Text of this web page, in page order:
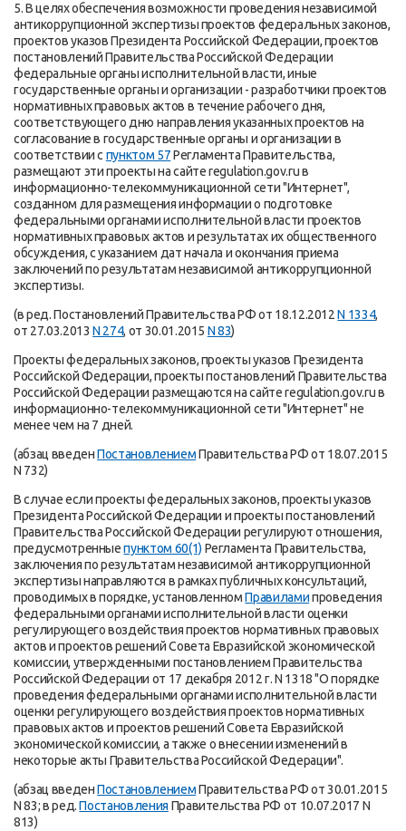
5. В целях обеспечения возможности проведения независимой
антикоррупционной экспертизы проектов федеральных законов,
проектов указов Президента Российской Федерации, проектов
постановлений Правительства Российской Федерации
федеральные органы исполнительной власти, иные
государственные органы и организации - разработчики проектов
нормативных правовых актов в течение рабочего дня,
соответствующего дню направления указанных проектов на
согласование в государственные органы и организации в
соответствии спунктом 57Регламента Правительства,
размещают эти проекты на сайте regulation.gov.ru в
информационно-телекоммуникационной сети "Интернет",
созданном для размещения информации о подготовке
федеральными органами исполнительной власти проектов
нормативных правовых актов и результатах их общественного
обсуждения, с указанием дат начала и окончания приема
заключений по результатам независимой антикоррупционной
экспертизы.
(в ред. Постановлений Правительства РФ от 18.12.2012N 1334,
от 27.03.2013N 274, от 30.01.2015 N 83)
Проекты федеральных законов, проекты указов Президента
Российской Федерации, проекты постановлений Правительства
Российской Федерации размещаются на сайте regulation.gov.ru в
информационно-телекоммуникационной сети "Интернет" не
менее чем на 7 дней.
(абзац введенПостановлениемПравительства РФ от 18.07.2015
N 732)
В случае если проекты федеральных законов, проекты указов
Президента Российской Федерации и проекты постановлений
Правительства Российской Федерации регулируют отношения,
предусмотренныепунктом 60(1) Регламента Правительства,
заключения по результатам независимой антикоррупционной
экспертизы направляются в рамках публичных консультаций,
проводимых в порядке, установленномПравиламипроведения
федеральными органами исполнительной власти оценки
регулирующего воздействия проектов нормативных правовых
актов и проектов решений Совета Евразийской экономической
комиссии, утвержденными постановлением Правительства
Российской Федерации от 17 декабря 2012 г. N 1318 "О порядке
проведения федеральными органами исполнительной власти
оценки регулирующего воздействия проектов нормативных
правовых актов и проектов решений Совета Евразийской
экономической комиссии, а также о внесении изменений в
некоторые акты Правительства Российской Федерации".
(абзац введенПостановлениемПравительства РФ от 30.01.2015
N 83; в ред.Постановления Правительства РФ от 10.07.2017 N
813)